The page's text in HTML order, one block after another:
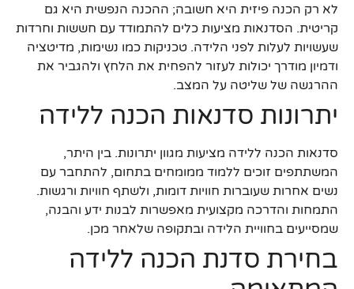
לא רק הכנה פיזית היא חשובה; ההכנה הנפשית היא גם
קריטית. הסדנאות מציעות כלים להתמודד עם חששות וחרדות
שעשויות לעלות לפני הלידה. טכניקות כמו נשימות, מדיטציה
ודמיון מודרך יכולות לעזור להפחית את הלחץ ולהגביר את
ההרגשה של שליטה על המצב.
יתרונות סדנאות הכנה ללידה
סדנאות הכנה ללידה מציעות מגוון יתרונות. בין היתר,
המשתתפים זוכים ללמוד ממומחים בתחום, להתחבר עם
נשים אחרות שעוברות חוויות דומות, ולשתף חוויות ורגשות.
התמחות והדרכה מקצועית מאפשרות לבנות ידע והבנה,
שמסייעים בחוויית הלידה ובתקופה שלאחר מכן.
בחירת סדנת הכנה ללידה